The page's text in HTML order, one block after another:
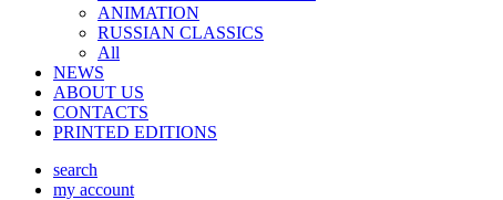
ANIMATION
RUSSIAN CLASSICS
All
NEWS
ABOUT US
CONTACTS
PRINTED EDITIONS
search
my account